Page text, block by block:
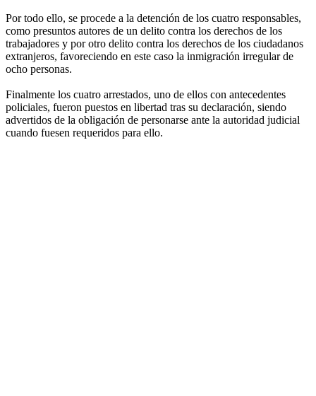
Por todo ello, se procede a la detención de los cuatro responsables,
como presuntos autores de un delito contra los derechos de los
trabajadores y por otro delito contra los derechos de los ciudadanos
extranjeros, favoreciendo en este caso la inmigración irregular de
ocho personas.
Finalmente los cuatro arrestados, uno de ellos con antecedentes
policiales, fueron puestos en libertad tras su declaración, siendo
advertidos de la obligación de personarse ante la autoridad judicial
cuando fuesen requeridos para ello.